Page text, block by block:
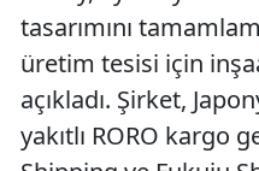
tasarımını
üretim tesisi için
açıkladı. Şirket,
yakıtlı RORO kargo